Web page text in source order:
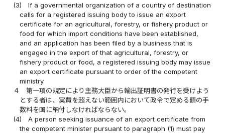
(3)
If a governmental organization of a country of destination
calls for a registered issuing body to issue an export
certificate for an agricultural, forestry, or fishery product or
food for which import conditions have been established,
and an application has been filed by a business that is
engaged in the export of that agricultural, forestry, or
fishery product or food, a registered issuing body may issue
an export certificate pursuant to order of the competent
ministry.
４
第一項の規定により主務大臣から輸出証明書の発行を受けよう
とする者は、実費を超えない範囲内において政令で定める額の手
数料を国に納付しなければならない。
(4)
A person seeking issuance of an export certificate from
the competent minister pursuant to paragraph (1) must pay